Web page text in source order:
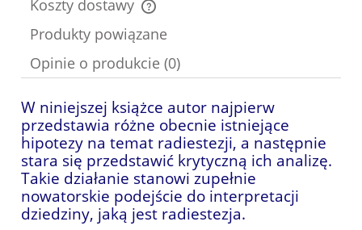
Koszty dostawy
Cena nie zawiera ewentualnych kosztów płatności
Produkty powiązane
Opinie o produkcie (0)
W niniejszej książce autor najpierw
przedstawia różne obecnie istniejące
hipotezy na temat radiestezji, a następnie
stara się przedstawić krytyczną ich analizę.
Takie działanie stanowi zupełnie
nowatorskie podejście do interpretacji
dziedziny, jaką jest radiestezja.